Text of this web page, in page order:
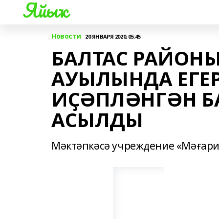
Яйыҡ
Новости 20 ЯНВАРЯ 2020, 05:45
БАЛТАС
АУЫЛЫНДА
ИҪӘПЛӘНГӘН
АСЫЛДЫ
Мәктәпкәсә учреждение